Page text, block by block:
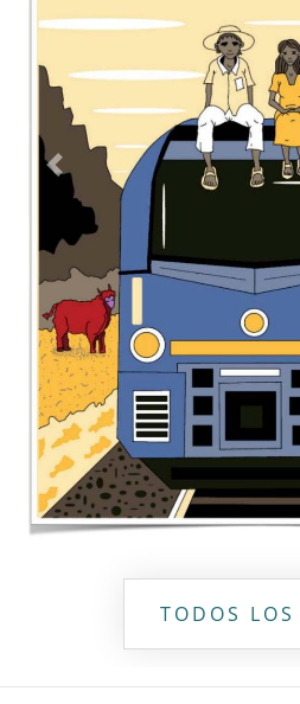
Contacto Directorio
Copyright ©2026 Todos los
Maya